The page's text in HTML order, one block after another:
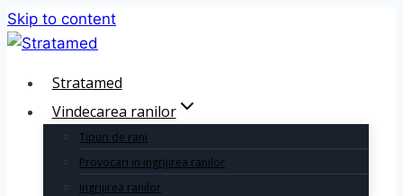
Skip to content
Stratamed
Vindecarea ranilor
Tipuri de rani
Provocari in ingrijirea ranilor
Ingrijirea ranilor